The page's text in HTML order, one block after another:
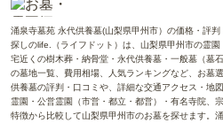
涌泉寺墓苑 永代供養墓(山梨県甲州市）の価格・評
探しのlife.（ライフドット）は、山梨県甲州市の霊
宅近くの樹木葬・納骨堂・永代供養墓・一般墓（墓
の墓地一覧、費用相場、人気ランキングなど、お墓
供養墓の評判・口コミや、詳細な交通アクセス・地
霊園・公営霊園（市営・都立・都営）・有名寺院、
特徴から比較して山梨県甲州市のお墓を探せます。